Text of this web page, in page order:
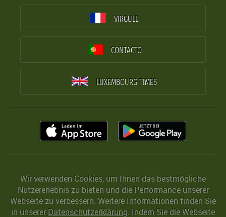
VIRGULE
CONTACTO
LUXEMBOURG TIMES
Wir verwenden Cookies, um Ihnen das bestmögliche
Nutzererlebnis zu bieten und die Performance unserer
Webseite zu verbessern. Weitere Informationen finden Sie
in unserer Datenschutzerklärung. Indem Sie die Webseite